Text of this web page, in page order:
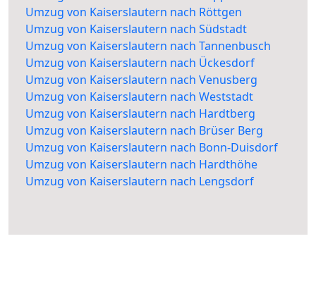
Umzug von Kaiserslautern nach Röttgen
Umzug von Kaiserslautern nach Südstadt
Umzug von Kaiserslautern nach Tannenbusch
Umzug von Kaiserslautern nach Ückesdorf
Umzug von Kaiserslautern nach Venusberg
Umzug von Kaiserslautern nach Weststadt
Umzug von Kaiserslautern nach Hardtberg
Umzug von Kaiserslautern nach Brüser Berg
Umzug von Kaiserslautern nach Bonn-Duisdorf
Umzug von Kaiserslautern nach Hardthöhe
Umzug von Kaiserslautern nach Lengsdorf